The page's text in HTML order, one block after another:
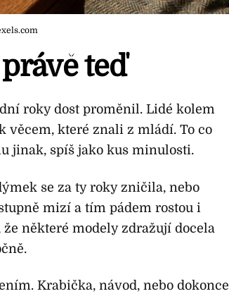
teď
roky dost proměnil. Lidé kolem
věcem, které znali z mládí. To co
jinak, spíš jako kus minulosti.
se za ty roky zničila, nebo
mizí a tím pádem rostou i
některé modely zdražují docela
Krabička, návod, nebo dokonce